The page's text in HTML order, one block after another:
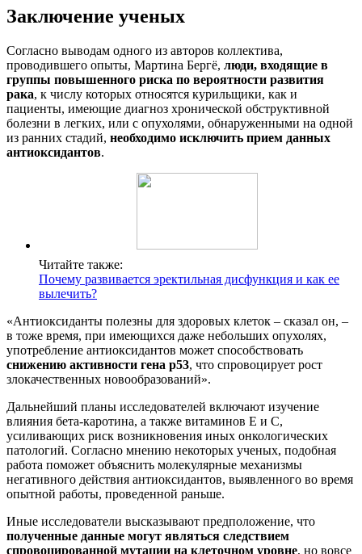
Заключение ученых
Согласно выводам одного из авторов коллектива,
проводившего опыты, Мартина Бергё, люди, входящие в
группы повышенного риска по вероятности развития
рака, к числу которых относятся курильщики, как и
пациенты, имеющие диагноз хронической обструктивной
болезни в легких, или с опухолями, обнаруженными на одной
из ранних стадий, необходимо исключить прием данных
антиоксидантов.
Читайте также:
Почему развивается эректильная дисфункция и как ее
вылечить?
«Антиоксиданты полезны для здоровых клеток – сказал он, –
в тоже время, при имеющихся даже небольших опухолях,
употребление антиоксидантов может способствовать
снижению активности гена р53, что спровоцирует рост
злокачественных новообразований».
Дальнейший планы исследователей включают изучение
влияния бета-каротина, а также витаминов Е и С,
усиливающих риск возникновения иных онкологических
патологий. Согласно мнению некоторых ученых, подобная
работа поможет объяснить молекулярные механизмы
негативного действия антиоксидантов, выявленного во время
опытной работы, проведенной раньше.
Иные исследователи высказывают предположение, что
полученные данные могут являться следствием
спровоцированной мутации на клеточном уровне, но вовсе